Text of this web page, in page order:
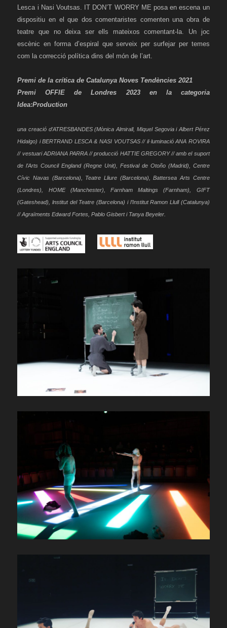
Lesca i Nasi Voutsas. IT DON’T WORRY ME posa en escena un
dispositiu en el que dos comentaristes comenten una obra de
teatre que no deixa ser ells mateixos comentant-la. Un joc
escènic en forma d’espiral que serveix per surfejar per temes
com la correcció política dins del món de l’art.
Premi de la crítica de Catalunya Noves Tendències 2021
Premi OFFIE de Londres 2023 en la categoria
Idea:Production
una creació d’ATRESBANDES (Mònica Almirall, Miquel Segovia i Albert Pérez
Hidalgo) i BERTRAND LESCA & NASI VOUTSAS // il·luminació ANA ROVIRA
// vestuari ADRIANA PARRA // producció HATTIE GREGORY // amb el suport
de l’Arts Council England (Regne Unit), Festival de Otoño (Madrid), Centre
Cívic Navas (Barcelona), Teatre Lliure (Barcelona), Battersea Arts Centre
(Londres), HOME (Manchester), Farnham Maltings (Farnham), GIFT
(Gateshead), lnstitut del Teatre (Barcelona) i l’Institut Ramon Llull (Catalunya)
// Agraïments Edward Fortes, Pablo Gisbert i TanyaBeyeler.